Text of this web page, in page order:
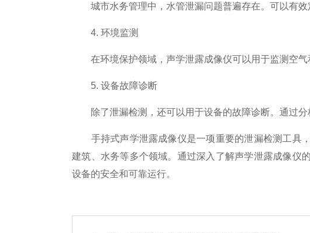
城市水务管理中，水管泄漏问题普遍存在。可以有效
4. 环境监测
在环境保护领域，声学泄露成像仪可以用于监测空气
5. 设备故障诊断
除了泄漏检测，还可以用于设备的故障诊断。通过分
手持式声学泄露成像仪是一项重要的泄漏检测工具，
建筑、水务等多个领域。通过深入了解声学泄露成像仪
设备的安全和可靠运行。